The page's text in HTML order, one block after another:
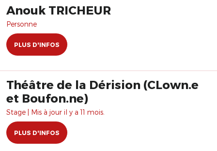
Anouk TRICHEUR
Personne
PLUS D'INFOS
Théâtre de la Dérision (CLown.e
et Boufon.ne)
Stage | Mis à jour il y a 11 mois.
PLUS D'INFOS